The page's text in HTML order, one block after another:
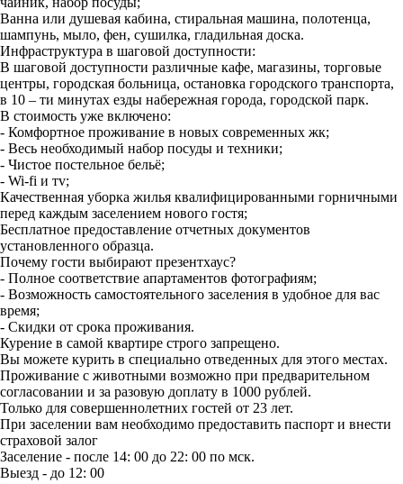
Ванна или душевая кабина, стиральная машина, полотенца,
шампунь, мыло, фен, сушилка, гладильная доска.
Инфраструктура в шаговой доступности:
В шаговой доступности различные кафе, магазины, торговые
центры, городская больница, остановка городского транспорта,
в 10 – ти минутах езды набережная города, городской парк.
В стоимость уже включено:
- Комфортное проживание в новых современных жк;
- Весь необходимый набор посуды и техники;
- Чистое постельное бельё;
- Wi-fi и тv;
Качественная уборка жилья квалифицированными горничными
перед каждым заселением нового гостя;
Бесплатное предоставление отчетных документов
установленного образца.
Почему гости выбирают презентхаус?
- Полное соответствие апартаментов фотографиям;
- Возможность самостоятельного заселения в удобное для вас
время;
- Скидки от срока проживания.
Курение в самой квартире строго запрещено.
Вы можете курить в специально отведенных для этого местах.
Проживание с животными возможно при предварительном
согласовании и за разовую доплату в 1000 рублей.
Только для совершеннолетних гостей от 23 лет.
При заселении вам необходимо предоставить паспорт и внести
страховой залог
Заселение - после 14: 00 до 22: 00 по мск.
Выезд - до 12: 00